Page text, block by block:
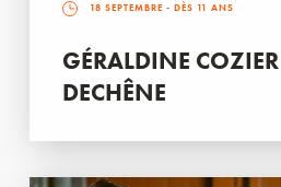
18 SEPTEMBRE - DÈS 11 ANS
GÉRALDINE
DECHÊNE